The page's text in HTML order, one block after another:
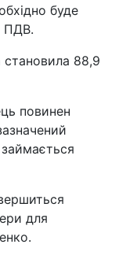
буде
ПДВ.
становила 88,9
повинен
для